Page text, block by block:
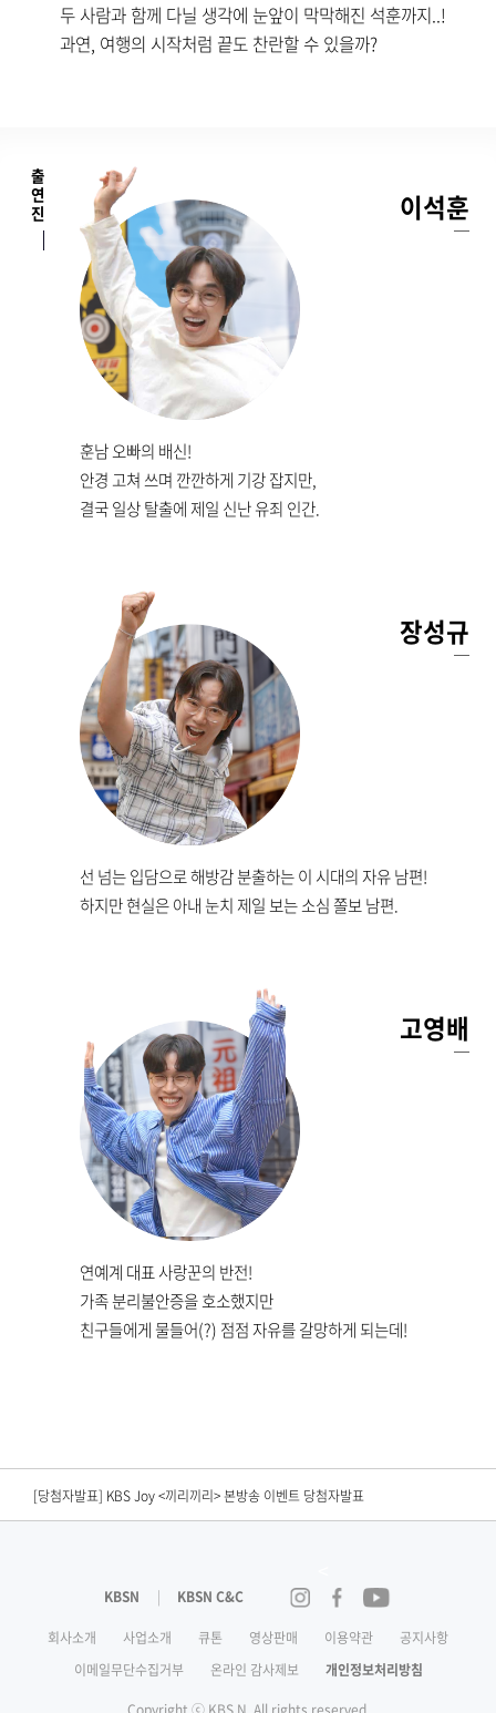
두 사람과 함께 다닐 생각에 눈앞이 막막해진 석훈까지..!
과연, 여행의 시작처럼 끝도 찬란할 수 있을까?
출
연
진
이석훈
훈남 오빠의 배신!
안경 고쳐 쓰며 깐깐하게 기강 잡지만,
결국 일상 탈출에 제일 신난 유죄 인간.
장성규
선 넘는 입담으로 해방감 분출하는 이 시대의 자유 남편!
하지만 현실은 아내 눈치 제일 보는 소심 쫄보 남편.
고영배
연예계 대표 사랑꾼의 반전!
가족 분리불안증을 호소했지만
친구들에게 물들어(?) 점점 자유를 갈망하게 되는데!
[당첨자발표] KBS Joy <끼리끼리> 본방송 이벤트 당첨자발표​
[당첨자발표] KBS Drama <결혼의 완성> 시청인증 이벤트 당첨자 발표
[당첨자발표] <닥치고 한일전> 2회 본방송 이벤트 당첨자 발표
[당첨자발표] <닥치고 한일전> 첫방송 이벤트 당첨자발표
KBSN KBSN C&C 인스타그램페이스북유튜브
회사소개
사업소개 큐톤 영상판매 이용약관
공지사항
이메일무단수집거부
온라인 감사제보
개인정보처리방침